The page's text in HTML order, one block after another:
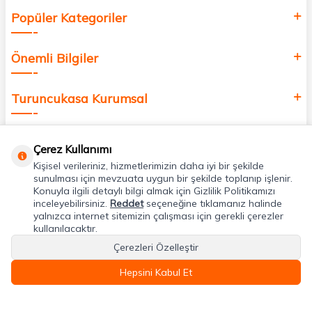
Popüler Kategoriler
Önemli Bilgiler
Turuncukasa Kurumsal
Uygulamalarımız
Adres & İletişim
Çerez Kullanımı
Kişisel verileriniz, hizmetlerimizin daha iyi bir şekilde
sunulması için mevzuata uygun bir şekilde toplanıp işlenir.
Konuyla ilgili detaylı bilgi almak için Gizlilik Politikamızı
inceleyebilirsiniz. Reddetseçeneğine tıklamanız halinde
yalnızca internet sitemizin çalışması için gerekli çerezler
kullanılacaktır.
Çerezleri Özelleştir
Hepsini Kabul Et